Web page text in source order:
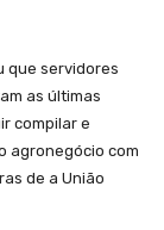
que servidores
as últimas
compilar e
agronegócio com
de a União